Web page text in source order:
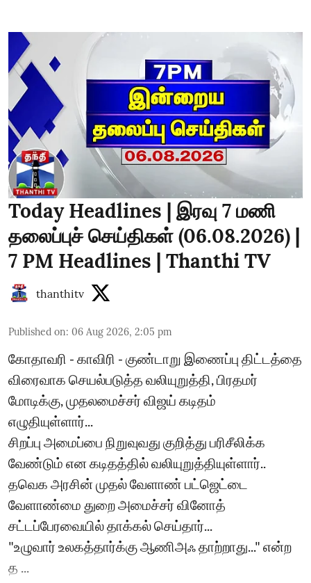
Today Headlines | இரவு 7 மணி
தலைப்புச் செய்திகள் (06.08.2026) |
7 PM Headlines | Thanthi TV
thanthitv
Published on: 06 Aug 2026, 2:05 pm
கோதாவரி - காவிரி - குண்டாறு இணைப்பு திட்டத்தை
விரைவாக செயல்படுத்த வலியுறுத்தி, பிரதமர்
மோடிக்கு, முதலமைச்சர் விஜய் கடிதம்
எழுதியுள்ளார்...
சிறப்பு அமைப்பை நிறுவுவது குறித்து பரிசீலிக்க
வேண்டும் என கடிதத்தில் வலியுறுத்தியுள்ளார்..
தவெக அரசின் முதல் வேளாண் பட்ஜெட்டை
வேளாண்மை துறை அமைச்சர் வினோத்
சட்டப்பேரவையில் தாக்கல் செய்தார்...
"உழுவார் உலகத்தார்க்கு ஆணிஅஃ தாற்றாது..." என்ற
த ...